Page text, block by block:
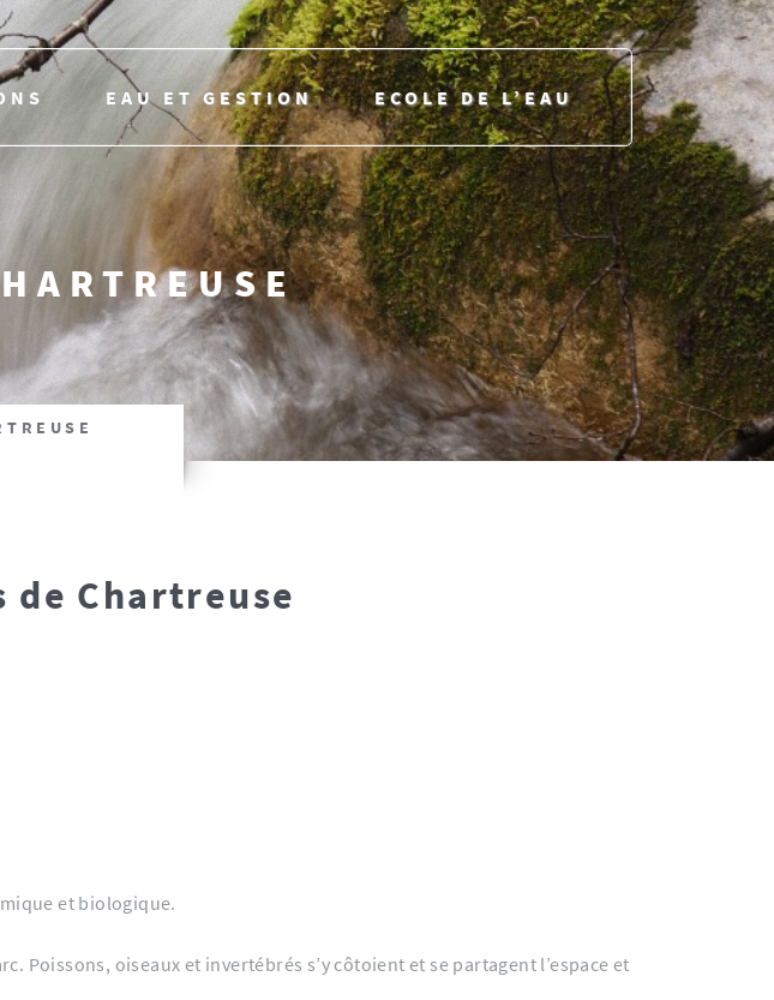
EAU ET GESTION ECOLE DE L’EAU
de Chartreuse
et biologique.
Poissons, oiseaux et invertébrés s’y côtoient et se partagent l’espace et